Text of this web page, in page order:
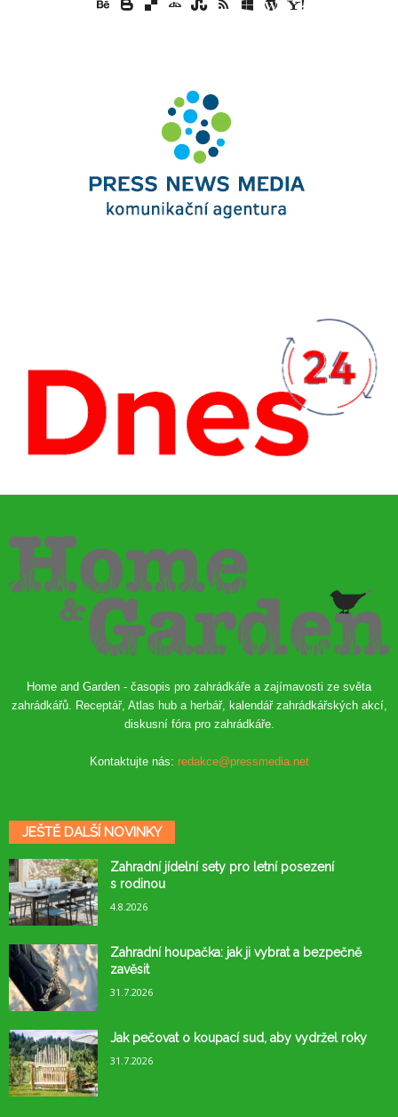
Home and Garden - časopis pro zahrádkáře a zajímavosti ze světa
zahrádkářů. Receptář, Atlas hub a herbář, kalendář zahrádkářských akcí,
diskusní fóra pro zahrádkáře.
Kontaktujte nás: redakce@pressmedia.net
JEŠTĚ DALŠÍ NOVINKY
Zahradní jídelní sety pro letní posezení
s rodinou
4.8.2026
Zahradní houpačka: jak ji vybrat a bezpečně
zavěsit
31.7.2026
Jak pečovat o koupací sud, aby vydržel roky
31.7.2026